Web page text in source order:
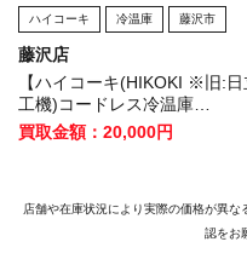
ハイコーキ 冷温庫 藤沢市
藤沢店
【ハイコーキ(HIKOKI ※旧:日
工機)コードレス冷温庫
UL18DB(NMG)】藤沢市のお客
様から買取させていただきまし
買取金額：20,000円
店舗や在庫状況により実際の価格が異
認をお